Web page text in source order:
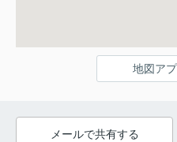
地図ア
メールで共有する